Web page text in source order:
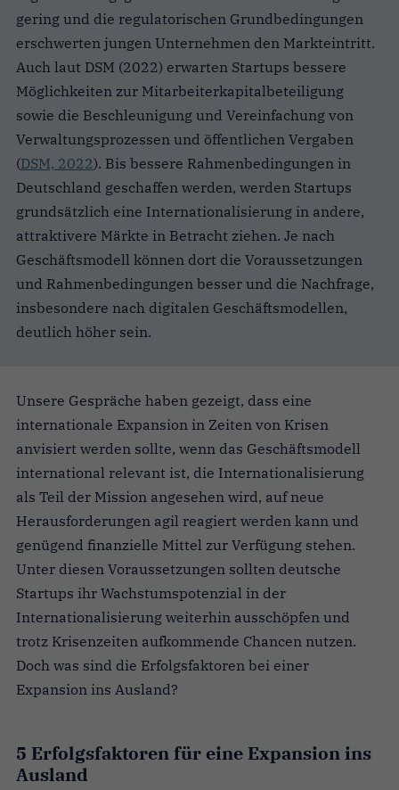
gering und die regulatorischen Grundbedingungen
erschwerten jungen Unternehmen den Markteintritt.
Auch laut DSM (2022) erwarten Startups bessere
Möglichkeiten zur Mitarbeiterkapitalbeteiligung
sowie die Beschleunigung und Vereinfachung von
Verwaltungsprozessen und öffentlichen Vergaben
(DSM, 2022). Bis bessere Rahmenbedingungen in
Deutschland geschaffen werden, werden Startups
grundsätzlich eine Internationalisierung in andere,
attraktivere Märkte in Betracht ziehen. Je nach
Geschäftsmodell können dort die Voraussetzungen
und Rahmenbedingungen besser und die Nachfrage,
insbesondere nach digitalen Geschäftsmodellen,
deutlich höher sein.
Unsere Gespräche haben gezeigt, dass eine
internationale Expansion in Zeiten von Krisen
anvisiert werden sollte, wenn das Geschäftsmodell
international relevant ist, die Internationalisierung
als Teil der Mission angesehen wird, auf neue
Herausforderungen agil reagiert werden kann und
genügend finanzielle Mittel zur Verfügung stehen.
Unter diesen Voraussetzungen sollten deutsche
Startups ihr Wachstumspotenzial in der
Internationalisierung weiterhin ausschöpfen und
trotz Krisenzeiten aufkommende Chancen nutzen.
Doch was sind die Erfolgsfaktoren bei einer
Expansion ins Ausland?
5 Erfolgsfaktoren für eine Expansion ins
Ausland